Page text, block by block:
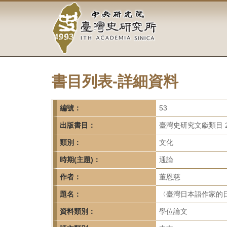
容
中
央
研
究
院-
臺
灣
史
研
究
所-
書目列表-詳細資料
編號： 53
出版書目： 臺灣史研究文獻類目
類別： 文化
時期(主題)： 通論
作者： 董恩慈
題名： 〈臺灣日本語作家
資料類別： 學位論文